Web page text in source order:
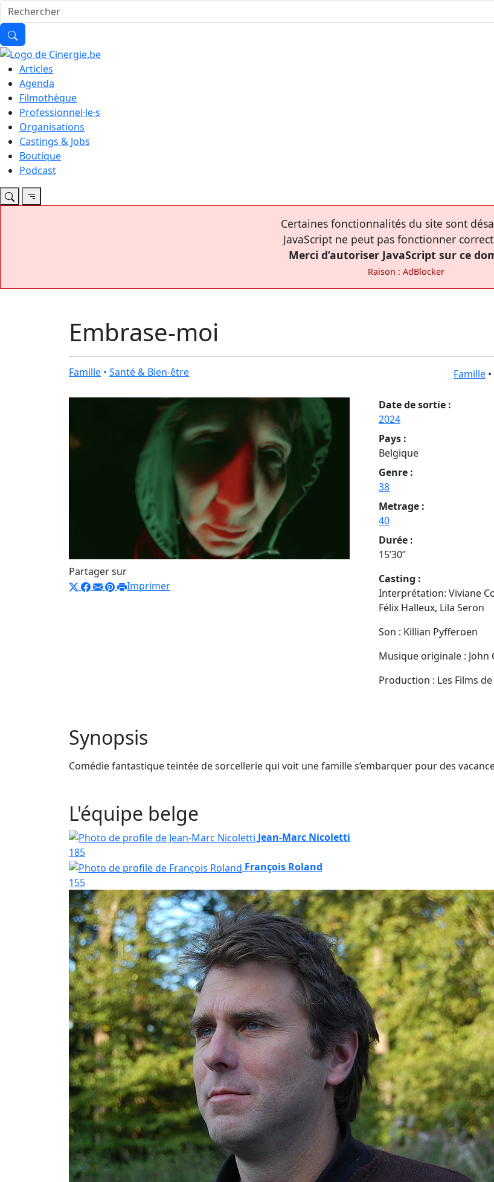
Articles
Agenda
Filmothèque
Professionnel·le·s
Organisations
Castings & Jobs
Boutique
Podcast
Certaines fonctionnalités du site sont
JavaScript ne peut pas fonctionner
Merci d’autoriser JavaScript sur ce
Raison : AdBlocker
Embrase-moi
Famille • Santé & Bien-être Famille •
Partager sur
Imprimer
Date de sortie :
2024
Pays :
Belgique
Genre :
38
Metrage :
40
Durée :
15’30’’
Casting :
Interprétation: Viviane
Félix Halleux, Lila Seron
Son : Killian Pyfferoen
Musique originale :
Production : Les Films
Synopsis
Comédie fantastique teintée de sorcellerie qui voit une famille s’embarquer pour des
L'équipe belge
Jean-Marc Nicoletti
185
François Roland
155